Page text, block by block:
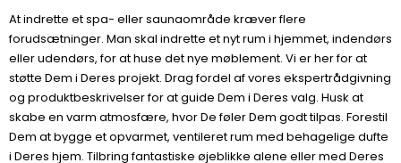
At indrette et spa- eller saunaområde kræver flere
forudsætninger. Man skal indrette et nyt rum i hjemmet, indendørs
eller udendørs, for at huse det nye møblement. Vi er her for at
støtte Dem i Deres projekt. Drag fordel af vores ekspertrådgivning
og produktbeskrivelser for at guide Dem i Deres valg. Husk at
skabe en varm atmosfære, hvor De føler Dem godt tilpas. Forestil
Dem at bygge et opvarmet, ventileret rum med behagelige dufte
i Deres hjem. Tilbring fantastiske øjeblikke alene eller med Deres